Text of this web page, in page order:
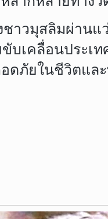
าวมุสลิมผ่านแ
บเคลื่อนประเ
ดภัยในชีวิตแล